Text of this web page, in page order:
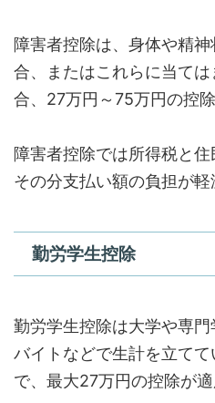
障害者控除は、身体や精
合、またはこれらに当て
合、27万円～75万円の控
障害者控除では所得税と住
その分支払い額の負担が軽
勤労学生控除
勤労学生控除は大学や専
バイトなどで生計を立て
で、最大27万円の控除が適